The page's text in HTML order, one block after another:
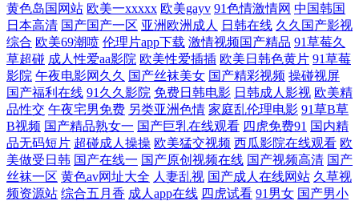
花福利极品 成人在线不卡视频 青青操在线观看 91se在线 国产传媒合集 亚
洲成人午夜天堂 国产视频一区在线 午夜福利据场 丁香五月网站 日韩无码
导航 岛国成人网 人人操人人爽爽 www人人操 无码片站chui 黄色视屏观看
一区 在线AⅤ 精品九九女人 综合另类激情 九一黄色仓库 91成人tv 久草性
视频 欧美AAV 亚洲字幕大香蕉 福利A片 四虎视频 极品人人 午夜福利色爱
黄色岛国网站 欧美一xxxxx 欧美gayv 91色情激情网 中国韩国
日本高清 国产国产一区 亚洲欧洲成人 日韩在线 久久国产影视
综合 欧美69潮喷 伦理片app下载 激情视频国产精品 91草莓久
草超碰 成人性爱aa影院 欧美性爱插插 欧美日韩色黄片 91草莓
影院 午夜电影网久久 国产丝袜美女 国产精彩视频 操碰视屏
国产福利在线 91久久影院 免费日韩电影 日韩成人影视 欧美精
品性交 午夜宅男免费 另类亚洲色情 家庭乱伦理电影 91草B草
B视频 国产精品熟女一 国产巨乳在线观看 四虎免费91 国内精
品无码短片 超碰成人操操 欧美猛交视频 西瓜影院在线观看 欧
美做受日韩 国产在线一 国产原创视频在线 国产视频高清 国产
丝袜一区 黄色av网址大全 人妻乱视 国产成人在线网站 久草视
频资源站 综合五月香 成人app在线 四虎试看 91男女 国产男小